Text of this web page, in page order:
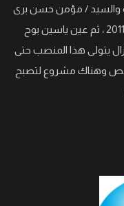
والسيد / مؤمن حسن برى
الذي تولى رئاسة تحريرها منذ 1999 حتى 2011 ، ثم عين ياسين بوح
للجريدة منذ يونيو 2011 ولا يزال يتولى هذا المنصب حتى
وهناك مشروع لتصبح